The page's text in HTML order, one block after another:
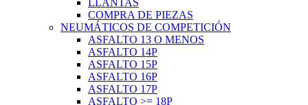
LLANTAS
COMPRA DE PIEZAS
NEUMÁTICOS DE COMPETICIÓN
ASFALTO 13 O MENOS
ASFALTO 14P
ASFALTO 15P
ASFALTO 16P
ASFALTO 17P
ASFALTO >= 18P